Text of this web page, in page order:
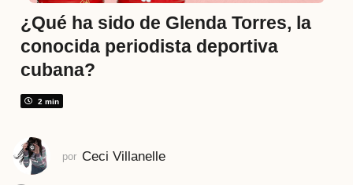
r
á
s
3
o
¿Qué ha sido de Glenda Torres, la
conocida periodista deportiva
cubana?
2 min
por Ceci Villanelle